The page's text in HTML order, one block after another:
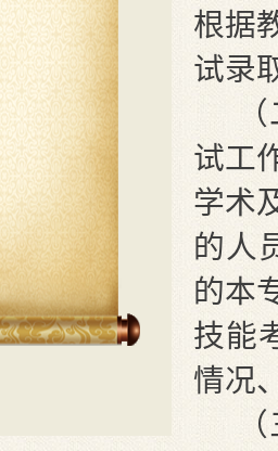
根据
试录
试工
学术
的人
的本
技能
情况